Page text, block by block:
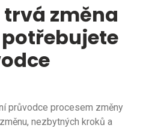
změna
průvodce procesem změny
nezbytných kroků a